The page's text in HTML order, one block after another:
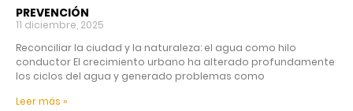
PREVENCIÓN
11 diciembre, 2025
Reconciliar la ciudad y la naturaleza: el agua como hilo
conductor El crecimiento urbano ha alterado profundamente
los ciclos del agua y generado problemas como
Leer más »